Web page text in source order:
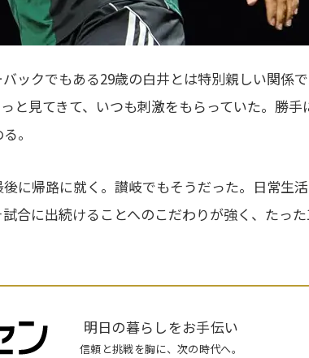
ックでもある29歳の白井とは特別親しい関係で
と見てきて、いつも刺激をもらっていた。勝手
。
に帰路に就く。讃岐でもそうだった。日常生
合に出続けることへのこだわりが強く、たっ
明日の暮らしをお手伝い
信頼と挑戦を胸に、次の時代へ。